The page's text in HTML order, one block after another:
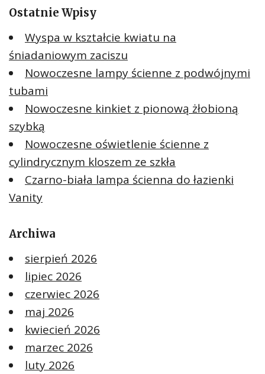
Ostatnie Wpisy
Wyspa w kształcie kwiatu na
śniadaniowym zaciszu
Nowoczesne lampy ścienne z podwójnymi
tubami
Nowoczesne kinkiet z pionową żłobioną
szybką
Nowoczesne oświetlenie ścienne z
cylindrycznym kloszem ze szkła
Czarno-biała lampa ścienna do łazienki
Vanity
Archiwa
sierpień 2026
lipiec 2026
czerwiec 2026
maj 2026
kwiecień 2026
marzec 2026
luty 2026